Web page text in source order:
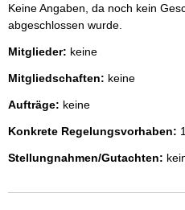
Keine Angaben, da noch kein
abgeschlossen wurde.
Mitglieder: keine
Mitgliedschaften: keine
Aufträge: keine
Konkrete Regelungsvorhaben: 1
Stellungnahmen/Gutachten: